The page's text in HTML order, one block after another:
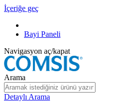
İçeriğe geç
Bayi Paneli
Navigasyon aç/kapat
Arama
Detaylı Arama